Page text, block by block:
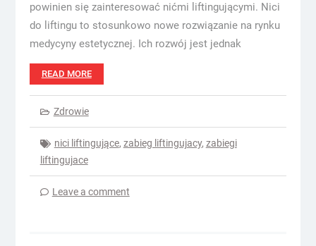
powinien się zainteresować nićmi liftingującymi. Nici
do liftingu to stosunkowo nowe rozwiązanie na rynku
medycyny estetycznej. Ich rozwój jest jednak
READ MORE
Zdrowie
nici liftingujące, zabieg liftingujacy, zabiegi
liftingujace
Leave a comment